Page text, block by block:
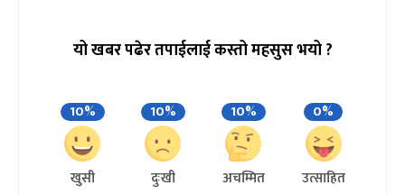
यो खबर पढेर तपाईलाई कस्तो महसुस भयो ?
10%
खुसी
10%
दुःखी
10%
अचम्मित
0%
उत्साहित